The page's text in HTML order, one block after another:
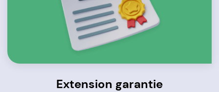
Extension garantie